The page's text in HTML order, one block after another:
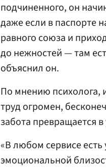
подчиненного, он
даже если в паспорте
равного союза и
до нежностей — там
объяснил он.
По мнению психолога,
труд огромен,
забота превращается в
«В любом сервисе
эмоциональной